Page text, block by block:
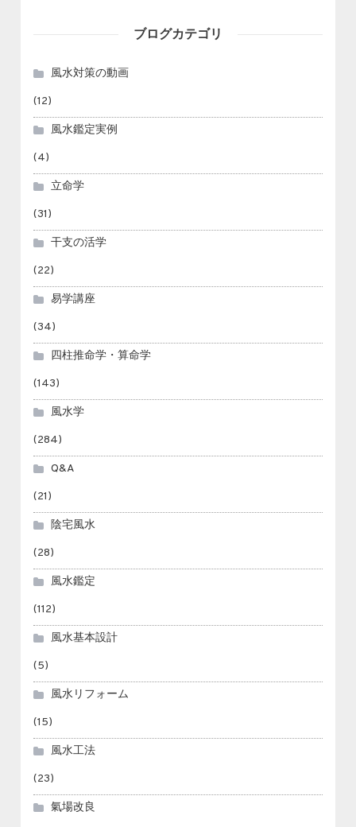
ブログカテゴリ
風水対策の動画
(12)
風水鑑定実例
(4)
立命学
(31)
干支の活学
(22)
易学講座
(34)
四柱推命学・算命学
(143)
風水学
(284)
Q&A
(21)
陰宅風水
(28)
風水鑑定
(112)
風水基本設計
(5)
風水リフォーム
(15)
風水工法
(23)
氣場改良